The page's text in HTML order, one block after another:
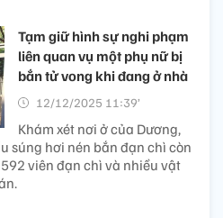
Tạm giữ hình sự nghi phạm
liên quan vụ một phụ nữ bị
bắn tử vong khi đang ở nhà
12/12/2025 11:39’
Khám xét nơi ở của Dương,
súng hơi nén bắn đạn chì còn
viên đạn chì và nhiều vật